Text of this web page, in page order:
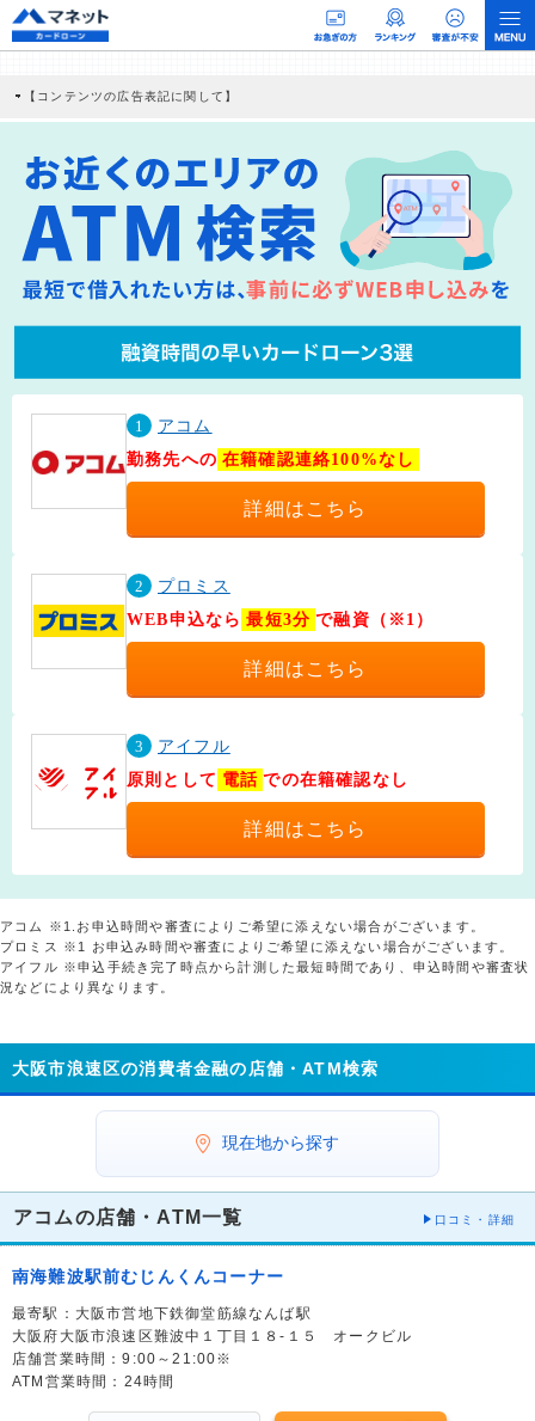
【コンテンツの広告表記に関して】
社に対して企業から紹介報酬が支払われるという収益モデルです。 ただし、特定の
商品を根拠なくPRするものではなく、当編集部の調査／ユーザーへの口コミ収集な
どに基づき、公平性を担保した情報提供を行っています。
>提携企業一覧
1
アコム
勤務先への 在籍確認連絡100%なし
詳細はこちら
2
プロミス
WEB申込なら 最短3分 で融資（※1）
詳細はこちら
3
アイフル
原則として 電話 での在籍確認なし
詳細はこちら
アコム ※1.お申込時間や審査によりご希望に添えない場合がございます。
プロミス ※1 お申込み時間や審査によりご希望に添えない場合がございます。
アイフル ※申込手続き完了時点から計測した最短時間であり、申込時間や審査状
況などにより異なります。
大阪市浪速区の消費者金融の店舗・ATM検索
現在地から探す
アコムの店舗・ATM一覧 口コミ・詳細
南海難波駅前むじんくんコーナー
最寄駅：大阪市営地下鉄御堂筋線なんば駅
大阪府大阪市浪速区難波中１丁目１８-１５ オークビル
店舗営業時間：9:00～21:00※
ATM営業時間：24時間